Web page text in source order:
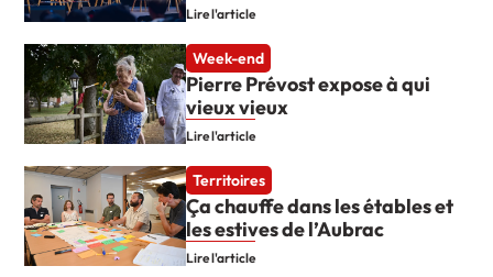
Lire l'article
Week-end
Pierre Prévost expose à qui
vieux vieux
Lire l'article
Territoires
Ça chauffe dans les étables et
les estives de l’Aubrac
Lire l'article